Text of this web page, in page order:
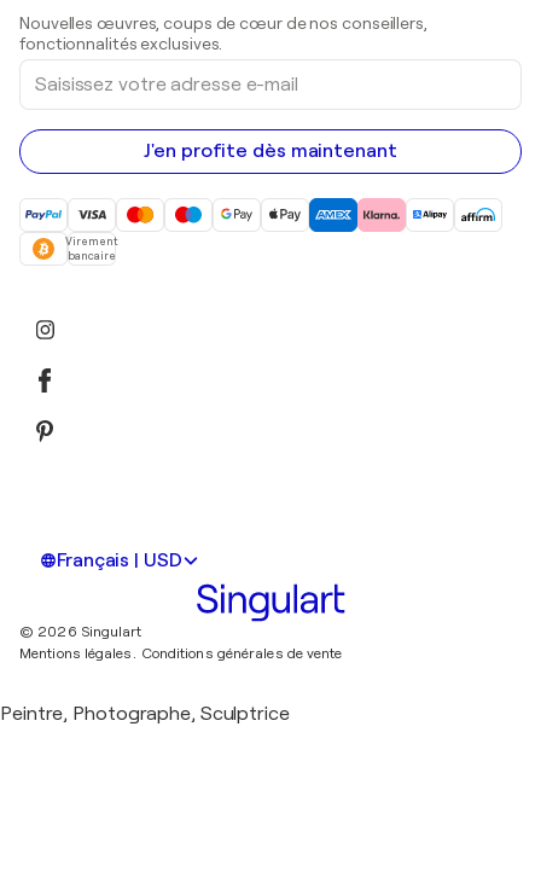
Peintures acryliques
Nouvelles œuvres, coups de cœur de nos conseillers,
fonctionnalités exclusives.
Saisissez
votre
adresse
e-
mail
J'en profite dès maintenant
Virement
bancaire
Français | USD
© 2026 Singulart
Mentions légales.
Conditions générales de vente
Peintre, Photographe, Sculptrice